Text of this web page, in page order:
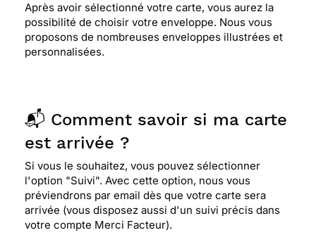
Après avoir sélectionné votre carte, vous aurez la
possibilité de choisir votre enveloppe. Nous vous
proposons de nombreuses enveloppes illustrées et
personnalisées.
📬 Comment savoir si ma carte
est arrivée ?
Si vous le souhaitez, vous pouvez sélectionner
l'option "Suivi". Avec cette option, nous vous
préviendrons par email dès que votre carte sera
arrivée (vous disposez aussi d'un suivi précis dans
votre compte Merci Facteur).